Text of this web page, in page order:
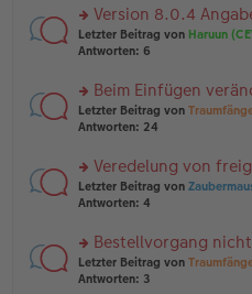
tr
a
g
e
n
er
tr
a
g
n
g
el
e
n
er
tr
a
g
rs
te
n
g
el
e
n
er
tr
a
g
Version 8.0.4
Letzter Beitrag von Haruun
Antworten: 6
rs
te
n
g
el
e
n
er
Beim Einfügen
Letzter Beitrag von
Antworten: 24
rs
te
n
g
el
Veredelung von
Letzter Beitrag von
Antworten: 4
rs
te
Bestellvorgang
Letzter Beitrag von
Antworten: 3